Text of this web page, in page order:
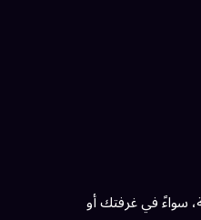
سواءً في غرفتك أو